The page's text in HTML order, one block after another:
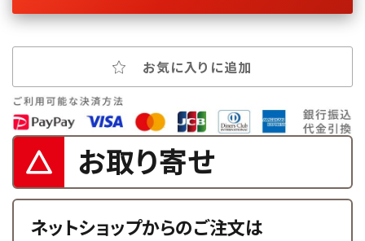
お気に入りに追加
お取り寄せ
ネットショップからのご注文は